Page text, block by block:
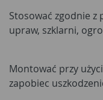
Stosować zgodnie z
upraw, szklarni,
Montować przy
zapobiec